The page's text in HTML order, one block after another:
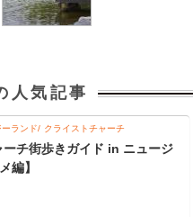
人気記事
ーランド クライストチャーチ
ーチ街歩きガイド in ニュージ
編】